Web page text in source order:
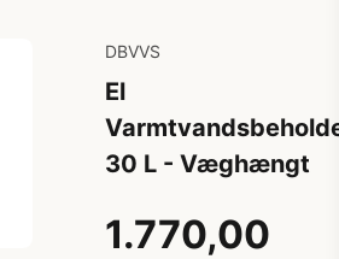
DBVVS
El
30 L - Væghængt
1.770,00